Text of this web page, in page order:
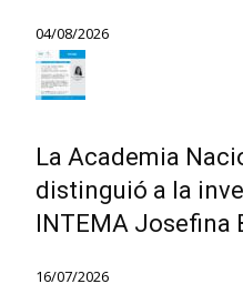
04/08/2026
La Academia
distinguió a la
INTEMA Josefina
16/07/2026